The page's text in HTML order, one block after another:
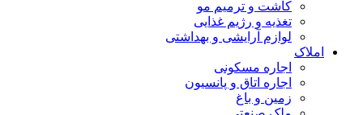
کاشت و ترمیم مو
تغذیه و رژیم غذایی
لوازم آرایشی و بهداشتی
املاک
اجاره مسکونی
اجاره اتاق و پانسیون
زمین و باغ